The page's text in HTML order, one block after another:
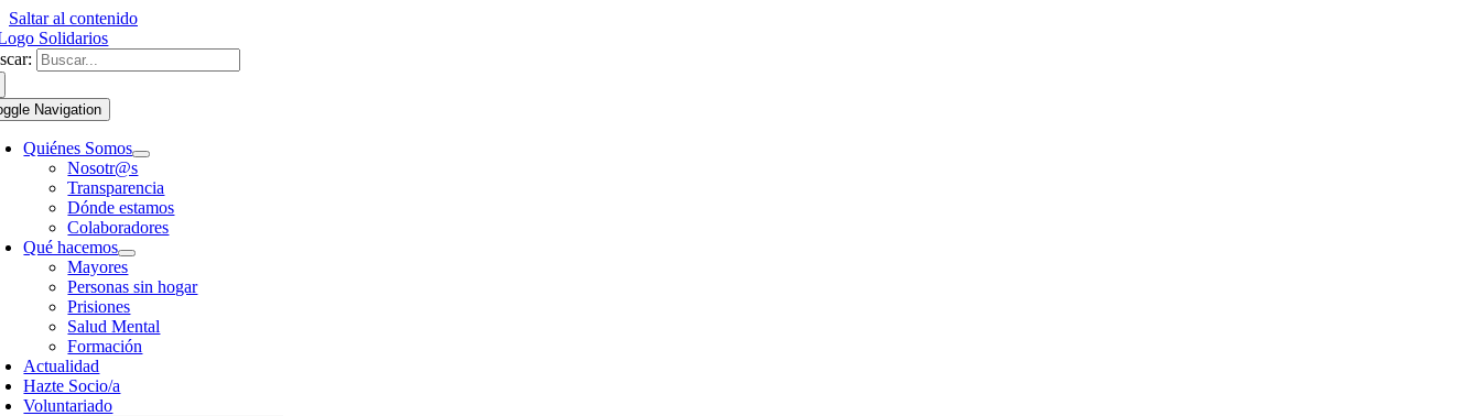
Saltar al contenido
Navigation
Quiénes Somos
Nosotr@s
Transparencia
Dónde estamos
Colaboradores
Qué hacemos
Mayores
Personas sin hogar
Prisiones
Salud Mental
Formación
Actualidad
Hazte Socio/a
Voluntariado